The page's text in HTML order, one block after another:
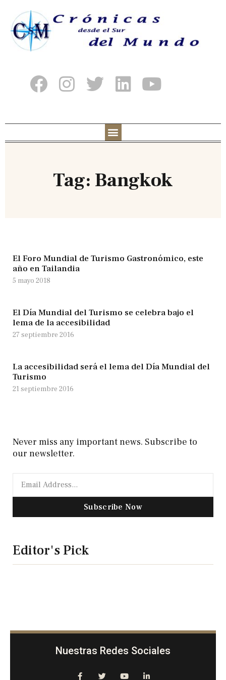
Tag: Bangkok
El Foro Mundial de Turismo Gastronómico, este
año en Tailandia
5 mayo 2018
El Día Mundial del Turismo se celebra bajo el
lema de la accesibilidad
27 septiembre 2016
La accesibilidad será el lema del Día Mundial del
Turismo
21 septiembre 2016
Never miss any important news. Subscribe to
our newsletter.
Subscribe Now
Editor's Pick
Nuestras Redes Sociales